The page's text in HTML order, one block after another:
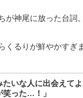
が神尾に放った台詞。
くるりが鮮やかすぎ
たいな人に出会えて
笑った…！」